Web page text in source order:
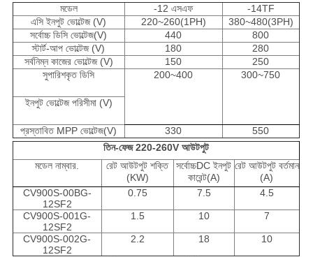
মডেল
-12 এসএফ
-14TF
এসি ইনপুট ভোল্টেজ (V)
220~260(1PH)
380~480(3PH)
সর্বোচ্চ ডিসি ভোল্টেজ(V)
440
800
স্টার্ট-আপ ভোল্টেজ (V)
180
280
সর্বনিম্ন কাজের ভোল্টেজ (V)
150
250
সুপারিশকৃত ডিসি
200~400 300~750
ইনপুট ভোল্টেজ পরিসীমা (V)
প্রস্তাবিত MPP ভোল্টেজ(V) 330
550
তিন-ফেজ 220-260V আউটপুট
মডেল নাম্বার.
রেট আউটপুট শক্তি
(KW)
সর্বোচ্চDC ইনপুট
কারেন্ট(A)
রেট আউটপুট বর্তমান
(A)
CV900S-00BG-
12SF2
0.75 7.5 4.5
CV900S-001G-
12SF2
1.5 10 7
CV900S-002G-
12SF2
2.2 18 10